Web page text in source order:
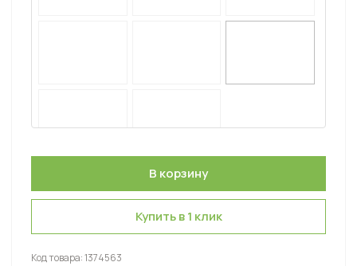
Купить в 1 клик
Код товара:1374563